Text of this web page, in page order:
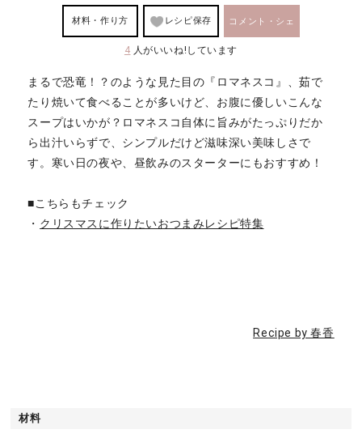
材料・作り方 レシピ保存 コメント・シェ
4 人がいいね!しています
まるで恐竜！？のような見た目の『ロマネスコ』、茹で
たり焼いて食べることが多いけど、お腹に優しいこんな
スープはいかが？ロマネスコ自体に旨みがたっぷりだか
ら出汁いらずで、シンプルだけど滋味深い美味しさで
す。寒い日の夜や、昼飲みのスターターにもおすすめ！
■こちらもチェック
・ クリスマスに作りたいおつまみレシピ特集
Recipe by 春香
材料